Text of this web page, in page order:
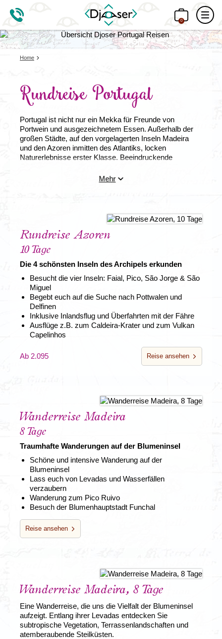
0
Home
Rundreise Portugal
Portugal ist nicht nur ein Mekka für Freunde von
Portwein und ausgezeichnetem Essen. Außerhalb der
großen Städte, auf den vorgelagerten Inseln Madeira
und den Azoren inmitten des Atlantiks, locken
Naturerlebnisse erster Klasse. Beeindruckende
Seen und heiße Quellen konkurrieren mit bezaubernden
führt zu Vulkanen, Kraterseen und Walen.Rundreise
- Entdeckt das Herz des Atlantiks mit Djoser.
Mehr
Rundreise Azoren
10 Tage
Die 4 schönsten Inseln des Archipels erkunden
Besucht die vier Inseln: Faial, Pico, São Jorge & São
Miguel
Begebt euch auf die Suche nach Pottwalen und
Delfinen
Inklusive Inlandsflug und Überfahrten mit der Fähre
Ausflüge z.B. zum Caldeira-Krater und zum Vulkan
Capelinhos
Ab 2.095 Reise ansehen
Wanderreise Madeira
8 Tage
Traumhafte Wanderungen auf der Blumeninsel
Schöne und intensive Wanderung auf der
Blumeninsel
Lass euch von Levadas und Wasserfällen
verzaubern
Wanderung zum Pico Ruivo
Besuch der Blumenhauptstadt Funchal
Reise ansehen
Wanderreise Madeira, 8 Tage
Eine Wanderreise, die uns die Vielfalt der Blumeninsel
aufzeigt. Entlang ihrer Levadas entdecken Sie
subtropische Vegetation, Terrassenlandschaften und
atemberaubende Steilküsten.